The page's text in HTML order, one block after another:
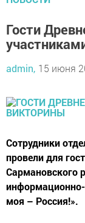
Гости
admin, 15 июня
Сотрудники
провели для
Сармановского
информационно-
моя – Россия!».